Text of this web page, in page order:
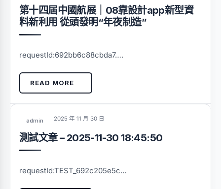
第十四屆中國航展｜08靠設計app新型資
料新利用 從頭發明“年夜制造”
requestId:692bb6c88cbda7….
READ MORE
admin 2025 年 11 月 30 日
測試文章 – 2025-11-30 18:45:50
requestId:TEST_692c205e5c…